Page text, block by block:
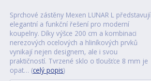
Sprchové zástěny Mexen LUNAR L představují
elegantní a funkční řešení pro moderní
koupelny. Díky výšce 200 cm a kombinaci
nerezových ocelových a hliníkových prvků
vynikají nejen designem, ale i svou
praktičností. Tvrzené sklo o tloušťce 8 mm je
opat… (celý popis)